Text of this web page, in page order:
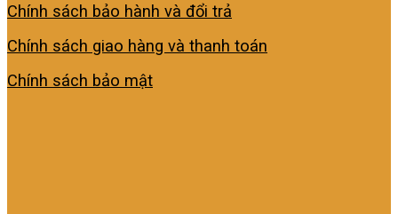
Chính sách bảo hành và đổi trả
Chính sách giao hàng và thanh toán
Chính sách bảo mật